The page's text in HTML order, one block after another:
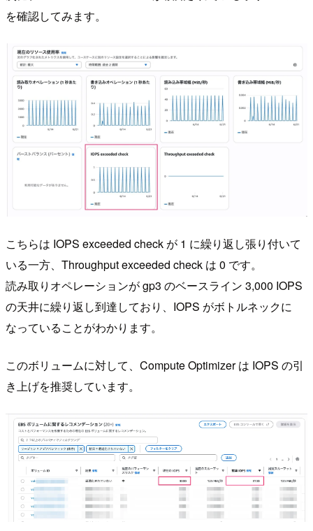
を確認してみます。
こちらは IOPS exceeded check が 1 に繰り返し張り付いて
いる一方、Throughput exceeded check は 0 です。
読み取りオペレーションが gp3 のベースライン 3,000 IOPS
の天井に繰り返し到達しており、IOPS がボトルネックに
なっていることがわかります。
このボリュームに対して、Compute Optimizer は IOPS の引
き上げを推奨しています。